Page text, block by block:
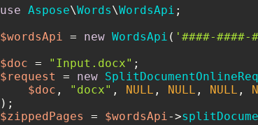
use Aspose\Words\WordsApi ;
$wordsApi = new WordsApi ( '####-####-
$doc = "Input.docx"
$request
= new
$doc , "docx" , NULL , NULL , NULL ,
$zippedPages
= $wordsApi->